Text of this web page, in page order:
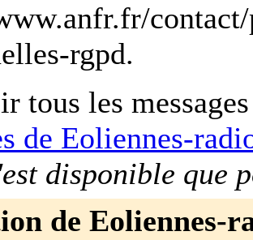
rgpd.
tous les
de Eoliennes-
disponible que
de Eoliennes-